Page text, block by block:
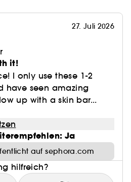
27. Juli 2026
it!
I only use these 1-2
have seen amazing
up with a skin bar...
Ja
auf sephora.com
hilfreich?